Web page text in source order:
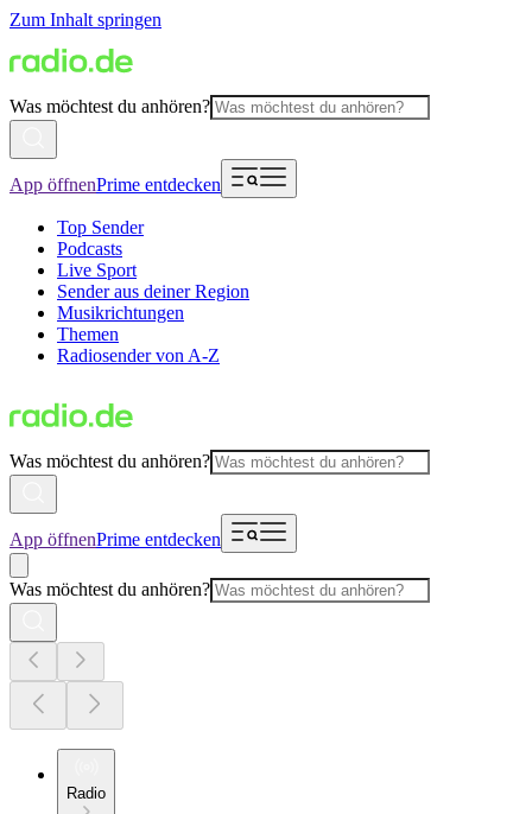
Zum Inhalt springen
Was möchtest du anhören?
App öffnenPrime entdecken
Top Sender
Podcasts
Live Sport
Sender aus deiner Region
Musikrichtungen
Themen
Radiosender von A-Z
Was möchtest du anhören?
App öffnenPrime entdecken
Was möchtest du anhören?
Radio